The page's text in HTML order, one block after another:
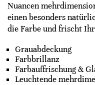
Nuancen
einen besonders
die Farbe und frischt
Grauabdeckung
Farbbrillanz
Farbauffrischung &
Leuchtende